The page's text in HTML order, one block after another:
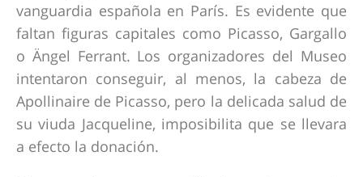
vanguardia española en París. Es evidente que
faltan figuras capitales como Picasso, Gargallo
o Ängel Ferrant. Los organizadores del Museo
intentaron conseguir, al menos, la cabeza de
Apollinaire de Picasso, pero la delicada salud de
su viuda Jacqueline, imposibilita que se llevara
a efecto la donación.